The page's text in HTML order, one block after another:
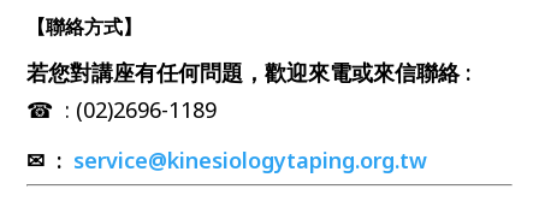
【聯絡方式】
若您對講座有任何問題，歡迎來電或來信聯絡:
☎ : (02)2696-1189
✉ : service@kinesiologytaping.org.tw